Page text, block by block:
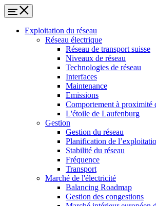
Exploitation du réseau
Réseau électrique
Réseau de transport suisse
Niveaux de réseau
Technologies de réseau
Interfaces
Maintenance
Emissions
Comportement à proximité
L'étoile de Laufenburg
Gestion
Gestion du réseau
Planification de
Stabilité du réseau
Fréquence
Transport
Marché de l'électricité
Balancing Roadmap
Gestion des congestions